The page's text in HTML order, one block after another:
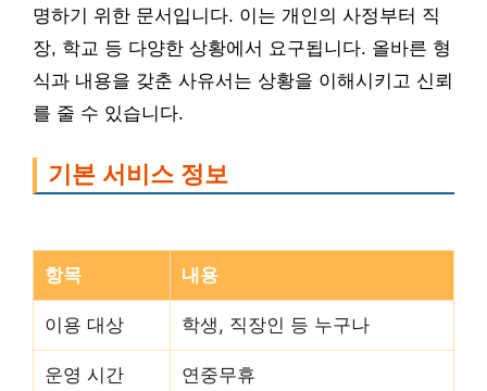
명하기 위한 문서입니다. 이는 개인의 사정부터 직
장, 학교 등 다양한 상황에서 요구됩니다. 올바른 형
식과 내용을 갖춘 사유서는 상황을 이해시키고 신뢰
를 줄 수 있습니다.
기본 서비스 정보
항목 내용
이용 대상 학생, 직장인 등 누구나
운영 시간 연중무휴